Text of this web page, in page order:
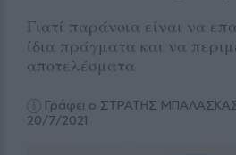
Γιατί παράνοια είναι να
ίδια πράγματα και να
αποτελέσματα
Γράφει ο ΣΤΡΑΤΗΣ
20/7/2021